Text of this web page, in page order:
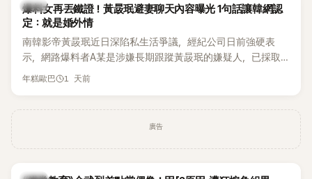
想，既然一直說我有做，那我乾脆把腋下給大家看，證明我根
本沒動過。」一句話說完，全場瞬間炸鍋，來賓又驚又笑。 事實
上，早在 2006 年，李智惠就為了證明自己沒有「隆乳」，真的
召開了一場泳裝記者招待會。當時她穿著比基尼站在一排攝影
這段為平息爭議、直接公開腋下畫面自證清白的往事再度被提
《脫掉鞋子恢單4Men》 中，親自公開那張當年引發話題的「腋下
比基尼照」，再次重提這段至今仍被粉絲視為黑歷史代表作的事
韓星
爆料女再丟鐵證！黃晸珉避妻聊天內容曝光 1句話讓韓網認
定：就是婚外情
南韓影帝黃晸珉近日深陷私生活爭議，經紀公司日前強硬表
示，網路爆料者A某是涉嫌長期跟蹤黃晸珉的嫌疑人，已採取
法律行動。不過，A某並未因此停止發聲，5日再度透過社群平
年糕歐巴 1 天前
廣告